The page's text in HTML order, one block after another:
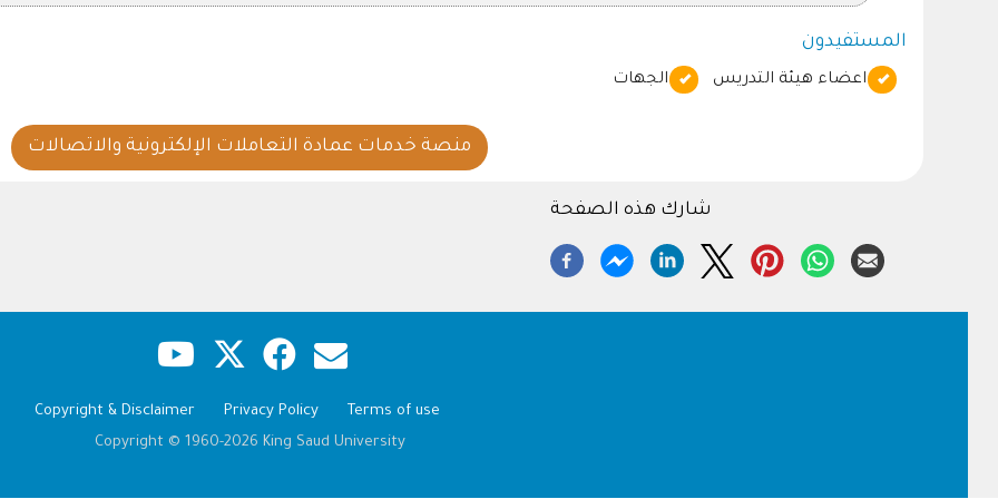
المستفيدون
اعضاء هيئة التدريس الجهات
منصة خدمات عمادة التعاملات الإلكترونية والاتصالات
شارك هذه الصفحة
Copyright & Disclaimer Privacy Policy
Terms of use
Copyright © 1960-2026 King Saud University